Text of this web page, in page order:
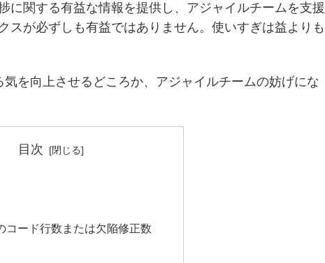
に関する有益な情報を提供し、アジャイルチームを支援
スが必ずしも有益ではありません。使いすぎは益よりも
を向上させるどころか、アジャイルチームの妨げにな
目次
コード行数または欠陥修正数